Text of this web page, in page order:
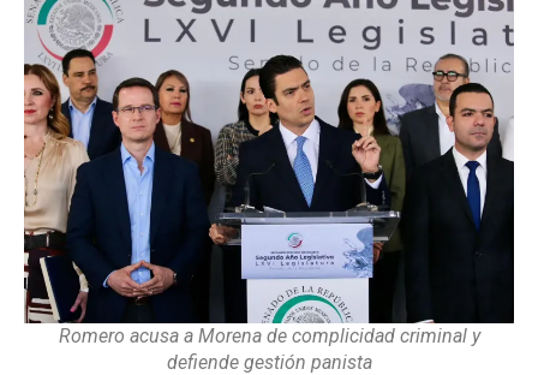
Romero acusa a Morena de complicidad criminal y
defiende gestión panista